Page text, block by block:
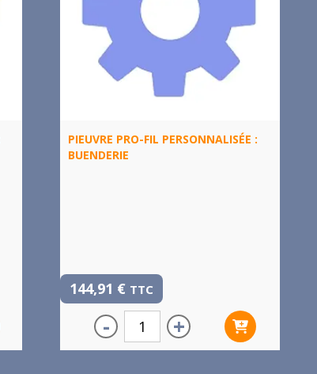
PIEUVRE PRO-FIL PERSONNALISÉE :
BUENDERIE
144,91 € TTC
- +